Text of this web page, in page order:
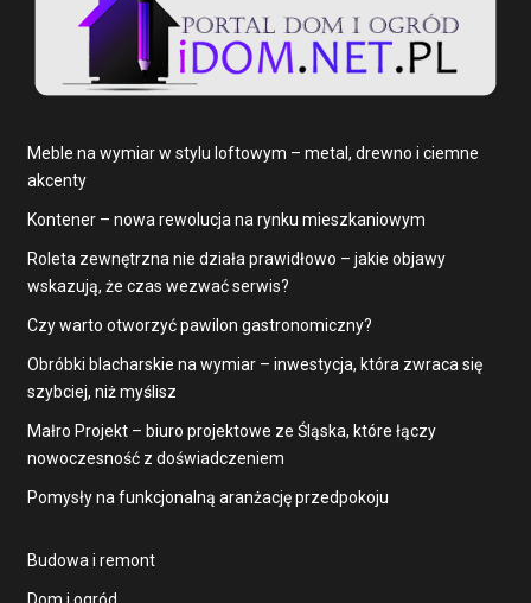
Meble na wymiar w stylu loftowym – metal, drewno i ciemne
akcenty
Kontener – nowa rewolucja na rynku mieszkaniowym
Roleta zewnętrzna nie działa prawidłowo – jakie objawy
wskazują, że czas wezwać serwis?
Czy warto otworzyć pawilon gastronomiczny?
Obróbki blacharskie na wymiar – inwestycja, która zwraca się
szybciej, niż myślisz
Małro Projekt – biuro projektowe ze Śląska, które łączy
nowoczesność z doświadczeniem
Pomysły na funkcjonalną aranżację przedpokoju
Budowa i remont